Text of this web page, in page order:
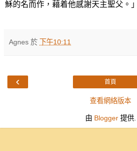
穌的名而作，藉着他感謝天主聖父。
Agnes 於 下午10:11
‹ 首頁
查看網絡版本
由 Blogger提供.